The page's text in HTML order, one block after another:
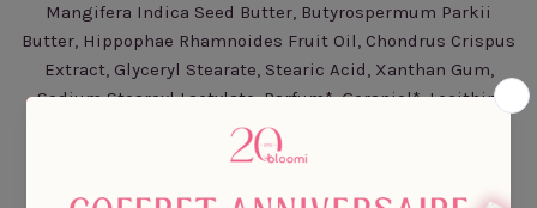
Mangifera Indica Seed Butter, Butyrospermum Parkii
Butter, Hippophae Rhamnoides Fruit Oil, Chondrus Crispus
Extract, Glyceryl Stearate, Stearic Acid, Xanthan Gum,
Sodium Stearoyl Lactylate, Parfum*, Geraniol*, Lecithin.
Application :